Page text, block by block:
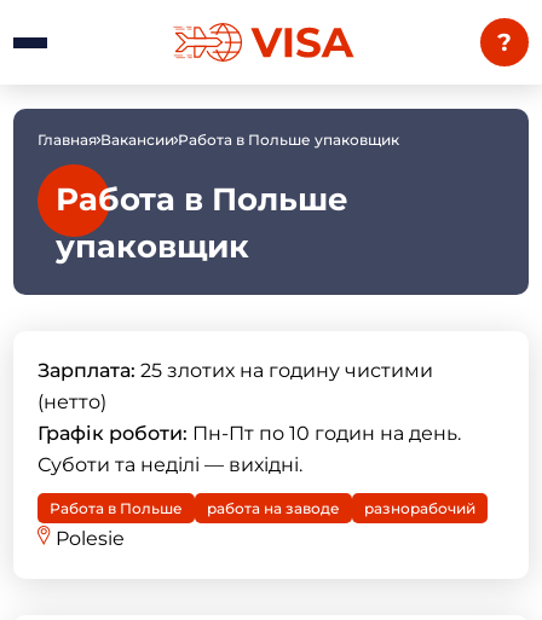
?
Главная Вакансии Работа в Польше упаковщик
Работа в Польше
упаковщик
Зарплата: 25 злотих на годину чистими
(нетто)
Графік роботи: Пн-Пт по 10 годин на день.
Суботи та неділі — вихідні.
Работа в Польше работа на заводе разнорабочий
Polesie